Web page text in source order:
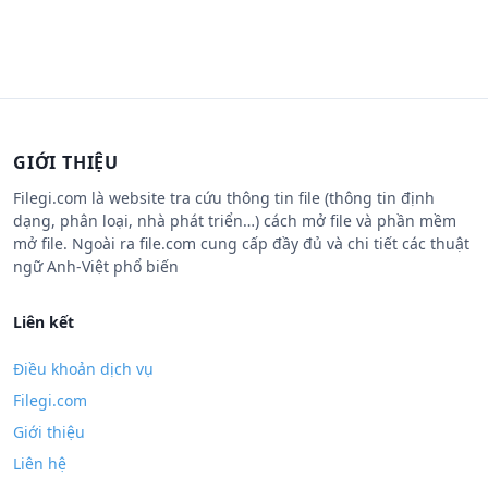
GIỚI THIỆU
Filegi.com là website tra cứu thông tin file (thông tin định
dạng, phân loại, nhà phát triển…) cách mở file và phần mềm
mở file. Ngoài ra file.com cung cấp đầy đủ và chi tiết các thuật
ngữ Anh-Việt phổ biến
Liên kết
Điều khoản dịch vụ
Filegi.com
Giới thiệu
Liên hệ